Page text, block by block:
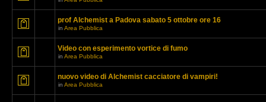
prof Alchemist a Padova sabato 5 ottobre ore 16
in Area Pubblica
Video con esperimento vortice di fumo
in Area Pubblica
nuovo video di Alchemist cacciatore di vampiri!
in Area Pubblica